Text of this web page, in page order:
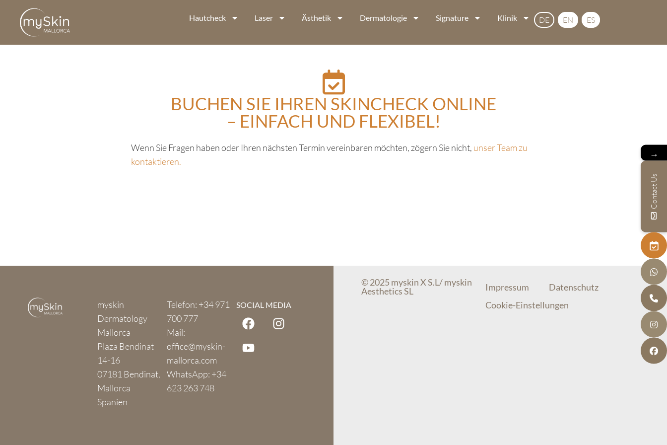
Hautcheck Laser Ästhetik Dermatologie Signature Klinik DE EN ES
BUCHEN SIE IHREN SKINCHECK ONLINE
– EINFACH UND FLEXIBEL!
Wenn Sie Fragen haben oder Ihren nächsten Termin vereinbaren möchten, zögern Sie nicht, unser Team zu
kontaktieren.
myskin
Dermatology
Mallorca
Plaza Bendinat
14-16
07181 Bendinat,
Mallorca
Spanien
Telefon: +34 971
700 777
Mail:
office@myskin-
mallorca.com
WhatsApp: +34
623 263 748
SOCIAL MEDIA
© 2025 myskin X S.L/ myskin
Aesthetics SL
Impressum
Datenschutz
Cookie-Einstellungen
→
Contact Us